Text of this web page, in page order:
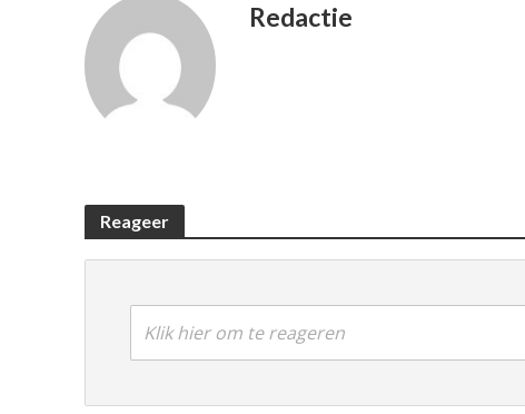
Redactie
Reageer
Klik hier om te reageren